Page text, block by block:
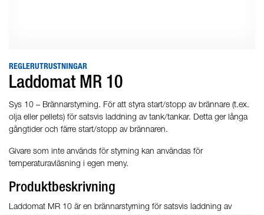
REGLERUTRUSTNINGAR
Laddomat MR 10
Sys 10 – Brännarstyrning. För att styra start/stopp av brännare (t.ex.
olja eller pellets) för satsvis laddning av tank/tankar. Detta ger långa
gångtider och färre start/stopp av brännaren.
Givare som inte används för styrning kan användas för
temperaturavläsning i egen meny.
Produktbeskrivning
Laddomat MR 10 är en brännarstyrning för satsvis laddning av